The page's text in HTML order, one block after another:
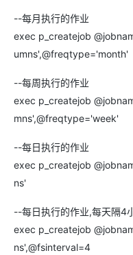
--每月执行的作业
exec p_createjob
umns',@freqtype='month'
--每周执行的作业
exec p_createjob
mns',@freqtype='week'
--每日执行的作业
exec p_createjob
ns'
--每日执行的作业,每天隔4
exec p_createjob
ns',@fsinterval=4